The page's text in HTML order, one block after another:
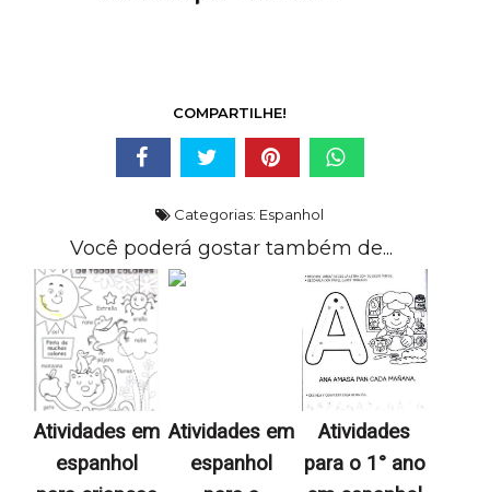
COMPARTILHE!
Categorias: Espanhol
Você poderá gostar também de...
Atividades em
espanhol
Atividades em
espanhol
Atividades
para o 1° ano